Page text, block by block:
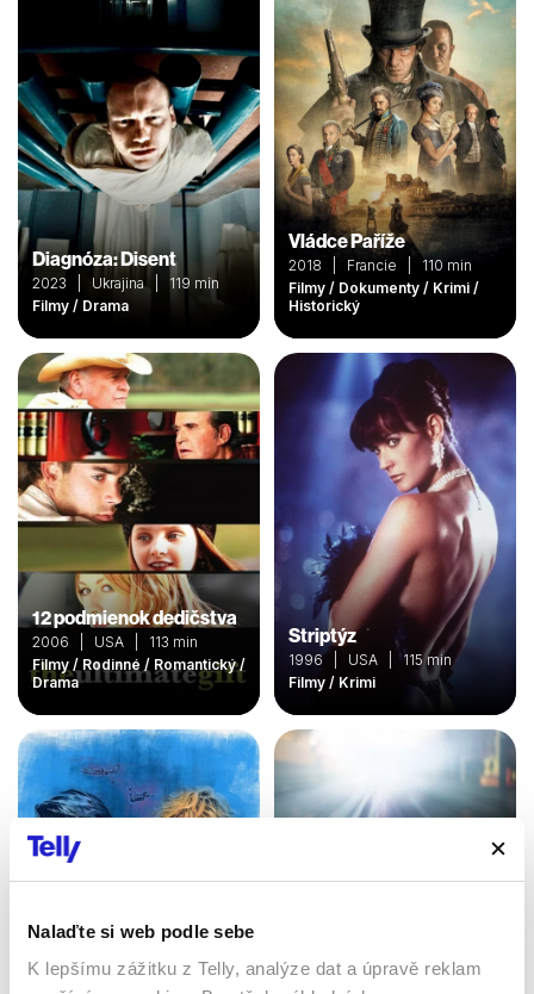
Nalaďte si web podle sebe
K lepšímu zážitku z Telly, analýze dat a úpravě reklam
Diagnóza: Disent
2023 | Ukrajina | 119 min
Filmy / Drama
Vládce Paříže
2018 | Francie | 110 min
Filmy / Dokumenty / Krimi /
Historický
12 podmienok dedičstva
2006 | USA | 113 min
Filmy / Rodinné / Romantický /
Drama
Striptýz
1996 | USA | 115 min
Filmy / Krimi